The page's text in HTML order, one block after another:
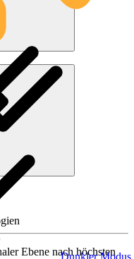
Dunkler Modus
Ebene nach höchsten